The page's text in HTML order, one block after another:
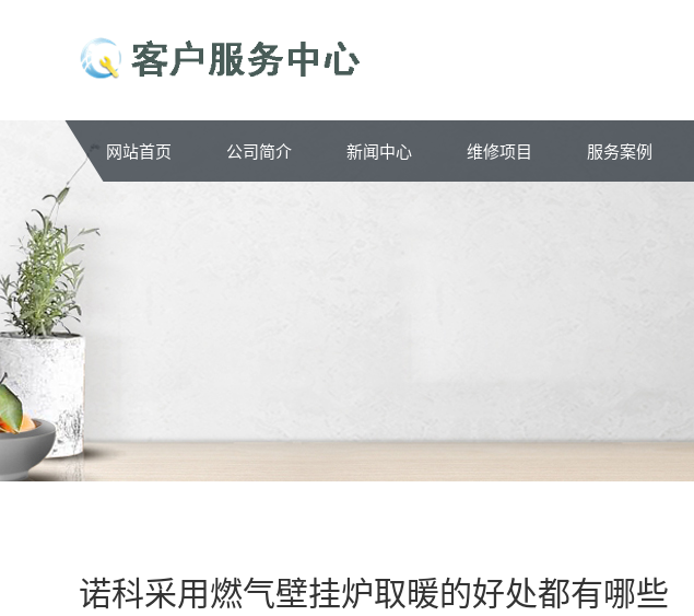
网站首页 公司简介 新闻中心 维修项目 服务案例
诺科采用燃气壁挂炉取暖的好处都有哪些